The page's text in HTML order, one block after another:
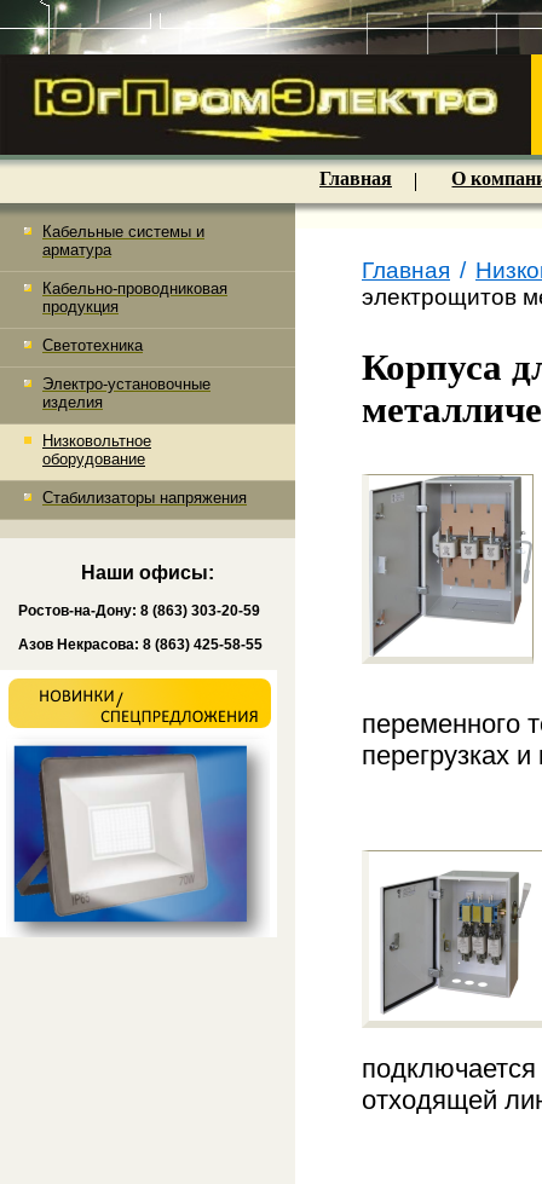
Кабельные системы и
арматура
Кабельно-проводниковая
продукция
Светотехника
Электро-установочные
изделия
Низковольтное
оборудование
Стабилизаторы напряжения
Наши офисы:
Ростов-на-Дону: 8 (863) 303-20-59
Азов Некрасова: 8 (863) 425-58-55
Главная О
Главная /
электрощитов
Корпуса
переменного
перегрузках
отходящей